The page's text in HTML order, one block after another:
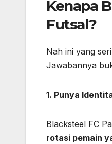
Kenapa
Futsal?
Nah ini yang
Jawabannya
1. Punya
Blacksteel FC
rotasi pemain